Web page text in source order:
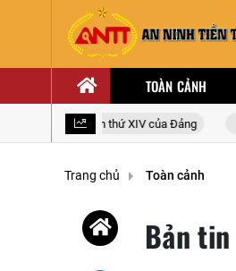
TOÀN CẢNH
toàn quốc lần thứ XIV của Đảng
Trang chủ Toàn cảnh
Bản